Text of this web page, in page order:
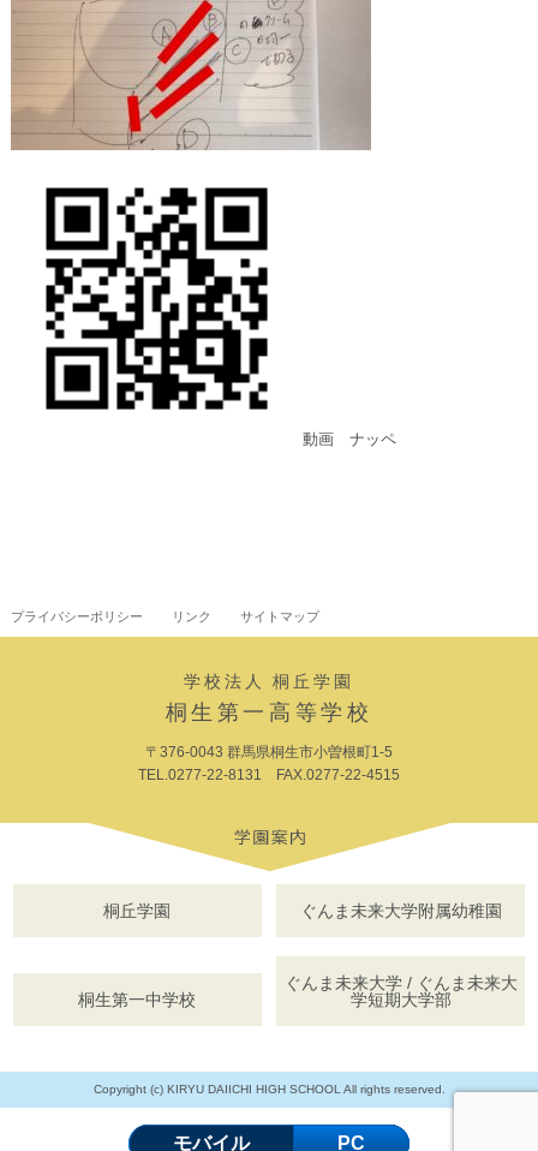
動画　ナッペ
プライバシーポリシー リンク サイトマップ
学校法人 桐丘学園
桐生第一高等学校
〒376-0043 群馬県桐生市小曽根町1-5
TEL.0277-22-8131 FAX.0277-22-4515
桐丘学園 ぐんま未来大学附属幼稚園
桐生第一中学校
ぐんま未来大学 / ぐんま未来大
学短期大学部
Copyright (c) KIRYU DAIICHI HIGH SCHOOL All rights reserved.
モバイル PC